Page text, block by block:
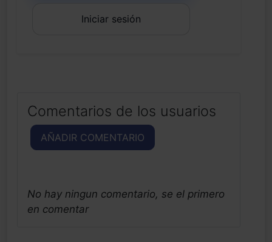
Iniciar sesión
Comentarios de los usuarios
AÑADIR COMENTARIO
No hay ningun comentario, se el primero
en comentar